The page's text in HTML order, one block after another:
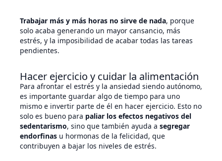
Trabajar más y más horas no sirve de nada, porque
solo acaba generando un mayor cansancio, más
estrés, y la imposibilidad de acabar todas las tareas
pendientes.
Hacer ejercicio y cuidar la alimentación
Para afrontar el estrés y la ansiedad siendo autónomo,
es importante guardar algo de tiempo para uno
mismo e invertir parte de él en hacer ejercicio. Esto no
solo es bueno para paliar los efectos negativos del
sedentarismo, sino que también ayuda a segregar
endorfinas u hormonas de la felicidad, que
contribuyen a bajar los niveles de estrés.